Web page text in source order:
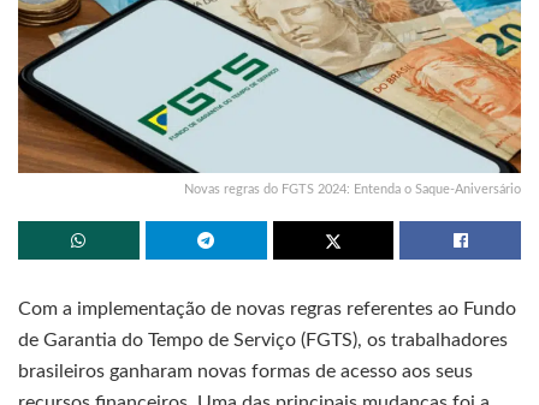
Novas regras do FGTS 2024: Entenda o Saque-Aniversário
Com a implementação de novas regras referentes ao Fundo
de Garantia do Tempo de Serviço (FGTS), os trabalhadores
brasileiros ganharam novas formas de acesso aos seus